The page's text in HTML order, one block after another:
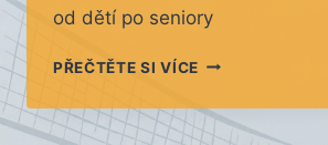
od dětí po seniory
PŘEČTĚTE SI VÍCENOHEJBALOVÝ
TROJIC